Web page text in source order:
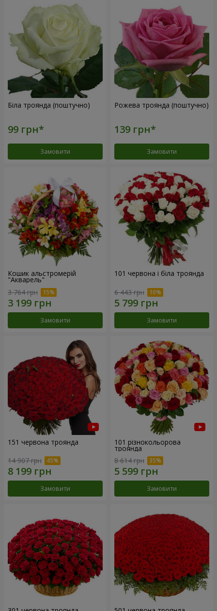
Біла троянда (поштучно)
Замовити
Рожева троянда (поштучно)
Замовити
Кошик альстромерій
"Акварель"
3 764 грн
Замовити
101 червона і біла троянда
6 443 грн
Замовити
151 червона троянда
14 907 грн
Замовити
101 різнокольорова
троянда
8 614 грн
Замовити